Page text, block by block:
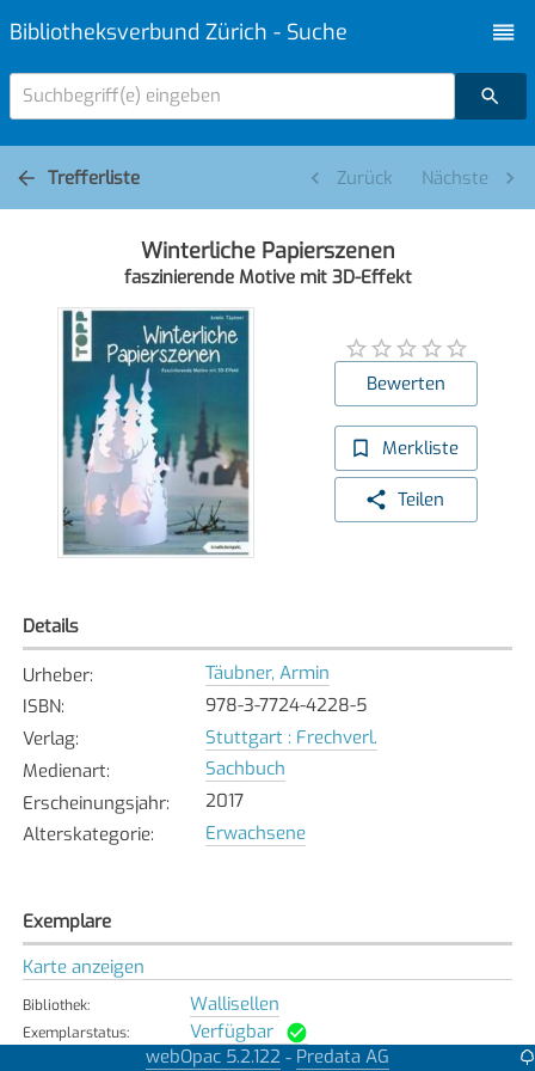
Bibliotheksverbund Zürich - Suche
Suchbegriff(e) eingeben
Trefferliste Zurück Nächste
Winterliche Papierszenen
faszinierende Motive mit 3D-Effekt
Bewerten
Merkliste
Teilen
Details
Urheber:
Täubner, Armin
ISBN:
978-3-7724-4228-5
Verlag:
Stuttgart : Frechverl.
Medienart:
Sachbuch
Erscheinungsjahr:
2017
Alterskategorie: Erwachsene
Exemplare
Karte anzeigen
Bibliothek: Wallisellen
Exemplarstatus:
Verfügbar
webOpac 5.2.122 - Predata AG